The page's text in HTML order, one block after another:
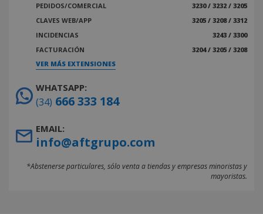
PEDIDOS/COMERCIAL
3230 / 3232 / 3205
CLAVES WEB/APP
3205 / 3208 / 3312
INCIDENCIAS
3243 / 3300
FACTURACIÓN
3204 / 3205 / 3208
VER MÁS EXTENSIONES
WHATSAPP:
(34) 666 333 184
EMAIL:
info@aftgrupo.com
*Abstenerse particulares, sólo venta a tiendas y empresas minoristas y
mayoristas.